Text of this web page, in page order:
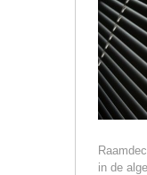
in de